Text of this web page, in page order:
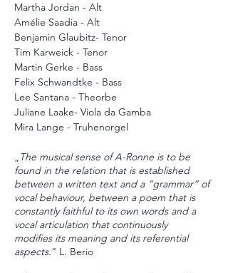
Martha Jordan - Alt
Amélie Saadia - Alt
Benjamin Glaubitz- Tenor
Tim Karweick - Tenor
Martin Gerke - Bass
Felix Schwandtke - Bass
Lee Santana - Theorbe
Juliane Laake- Viola da Gamba
Mira Lange - Truhenorgel
„The musical sense of A-Ronne is to be
found in the relation that is established
between a written text and a “grammar” of
vocal behaviour, between a poem that is
constantly faithful to its own words and a
vocal articulation that continuously
modifies its meaning and its referential
aspects.“ L. Berio